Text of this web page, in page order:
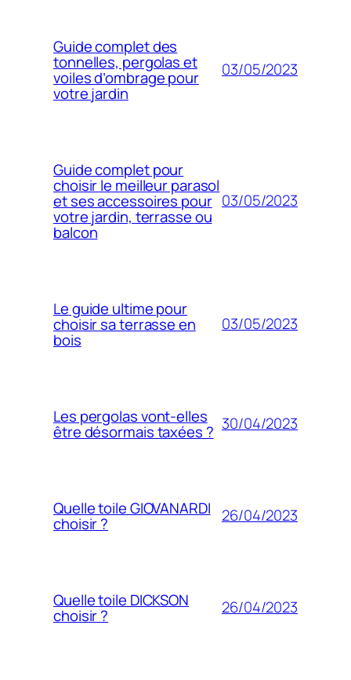
Guide complet des
tonnelles, pergolas et
voiles d’ombrage pour
votre jardin
03/05/2023
Guide complet pour
choisir le meilleur parasol
et ses accessoires pour
votre jardin, terrasse ou
balcon
03/05/2023
Le guide ultime pour
choisir sa terrasse en
bois
03/05/2023
Les pergolas vont-elles
être désormais taxées ? 30/04/2023
Quelle toile GIOVANARDI
choisir ? 26/04/2023
Quelle toile DICKSON
choisir ? 26/04/2023